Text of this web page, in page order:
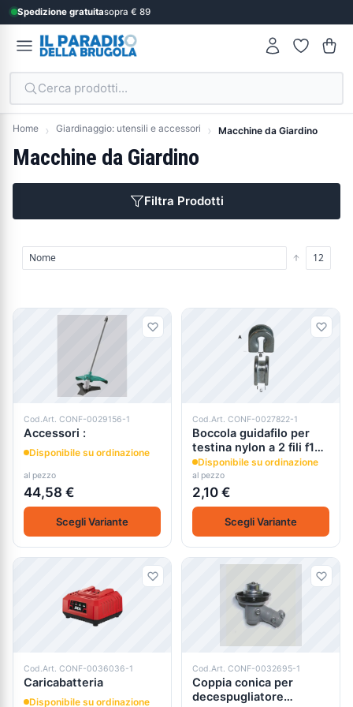
Spedizione gratuitasopra € 89
Cerca prodotti...
Home Giardinaggio: utensili e accessori Macchine da Giardino
Macchine da Giardino
Filtra Prodotti
Prodotti
Cod.Art. CONF-0029156-1
Accessori :
Disponibile su ordinazione
al pezzo
44,58 €
Scegli Variante
Cod.Art. CONF-0027822-1
Boccola guidafilo per
testina nylon a 2 fili f102
per decespugliatore
Disponibile su ordinazione
al pezzo
2,10 €
Scegli Variante
Cod.Art. CONF-0036036-1
Caricabatteria
Disponibile su ordinazione
Cod.Art. CONF-0032695-1
Coppia conica per
decespugliatore